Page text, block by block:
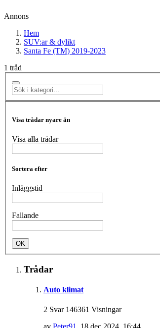
Annons
Hem
SUV:ar & dylikt
Santa Fe (TM) 2019-2023
1 tråd
Visa trådar nyare än
Visa alla trådar
Sortera efter
Inläggstid
Fallande
Trådar
Auto klimat
2 Svar 146361 Visningar
av Peter91 , 18 dec 2024, 16:44